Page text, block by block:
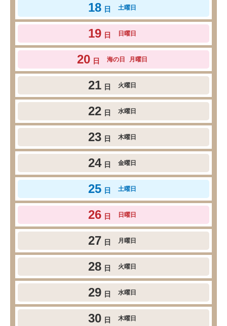
18 日 土曜日
19 日 日曜日
20 日 海の日 月曜日
21 日 火曜日
22 日 水曜日
23 日 木曜日
24 日 金曜日
25 日 土曜日
26 日 日曜日
27 日 月曜日
28 日 火曜日
29 日 水曜日
30 日 木曜日